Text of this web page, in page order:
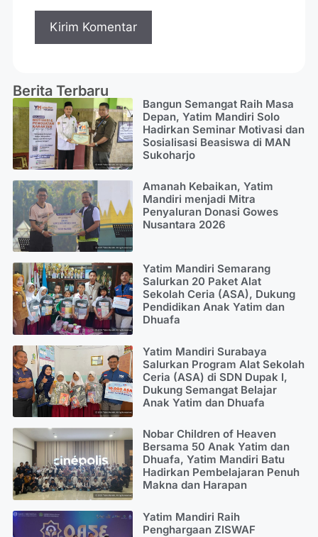
Berita Terbaru
Bangun Semangat Raih Masa
Depan, Yatim Mandiri Solo
Hadirkan Seminar Motivasi dan
Sosialisasi Beasiswa di MAN
Sukoharjo
Amanah Kebaikan, Yatim
Mandiri menjadi Mitra
Penyaluran Donasi Gowes
Nusantara 2026
Yatim Mandiri Semarang
Salurkan 20 Paket Alat
Sekolah Ceria (ASA), Dukung
Pendidikan Anak Yatim dan
Dhuafa
Yatim Mandiri Surabaya
Salurkan Program Alat Sekolah
Ceria (ASA) di SDN Dupak I,
Dukung Semangat Belajar
Anak Yatim dan Dhuafa
Nobar Children of Heaven
Bersama 50 Anak Yatim dan
Dhuafa, Yatim Mandiri Batu
Hadirkan Pembelajaran Penuh
Makna dan Harapan
Yatim Mandiri Raih
Penghargaan ZISWAF